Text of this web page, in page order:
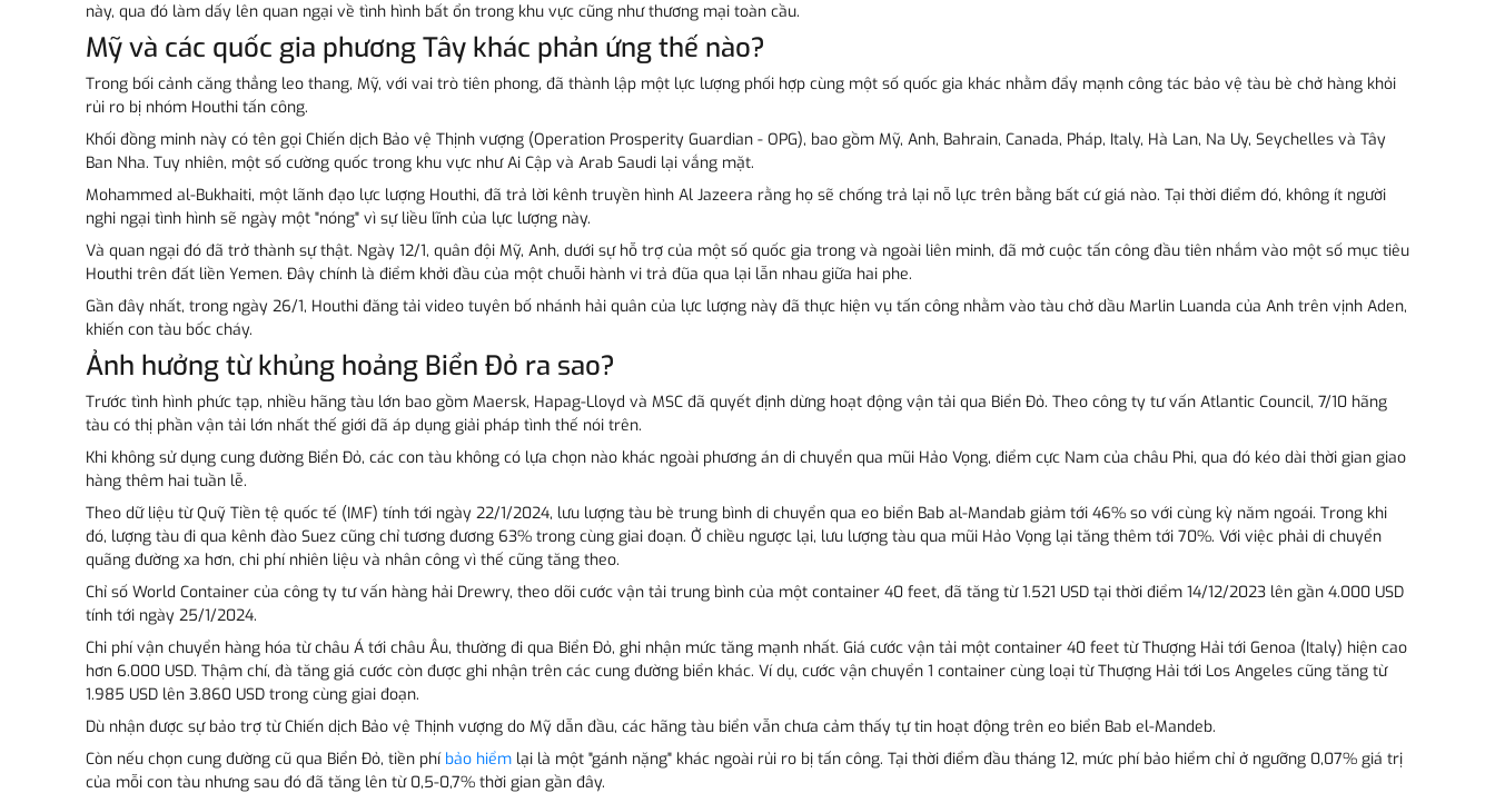
này, qua đó làm dấy lên quan ngại về tình hình bất ổn trong khu vực cũng như thương mại toàn cầu.
Mỹ và các quốc gia phương Tây khác phản ứng thế nào?
Trong bối cảnh căng thẳng leo thang, Mỹ, với vai trò tiên phong, đã thành lập một lực lượng phối hợp cùng một số quốc gia khác nhằm đẩy mạnh công tác bảo vệ tàu bè chở hàng khỏi
rủi ro bị nhóm Houthi tấn công.
Khối đồng minh này có tên gọi Chiến dịch Bảo vệ Thịnh vượng (Operation Prosperity Guardian - OPG), bao gồm Mỹ, Anh, Bahrain, Canada, Pháp, Italy, Hà Lan, Na Uy, Seychelles và Tây
Ban Nha. Tuy nhiên, một số cường quốc trong khu vực như Ai Cập và Arab Saudi lại vắng mặt.
Mohammed al-Bukhaiti, một lãnh đạo lực lượng Houthi, đã trả lời kênh truyền hình Al Jazeera rằng họ sẽ chống trả lại nỗ lực trên bằng bất cứ giá nào. Tại thời điểm đó, không ít người
nghi ngại tình hình sẽ ngày một "nóng" vì sự liều lĩnh của lực lượng này.
Và quan ngại đó đã trở thành sự thật. Ngày 12/1, quân đội Mỹ, Anh, dưới sự hỗ trợ của một số quốc gia trong và ngoài liên minh, đã mở cuộc tấn công đầu tiên nhắm vào một số mục tiêu
Houthi trên đất liền Yemen. Đây chính là điểm khởi đầu của một chuỗi hành vi trả đũa qua lại lẫn nhau giữa hai phe.
Gần đây nhất, trong ngày 26/1, Houthi đăng tải video tuyên bố nhánh hải quân của lực lượng này đã thực hiện vụ tấn công nhằm vào tàu chở dầu Marlin Luanda của Anh trên vịnh Aden,
khiến con tàu bốc cháy.
Ảnh hưởng từ khủng hoảng Biển Đỏ ra sao?
Trước tình hình phức tạp, nhiều hãng tàu lớn bao gồm Maersk, Hapag-Lloyd và MSC đã quyết định dừng hoạt động vận tải qua Biển Đỏ. Theo công ty tư vấn Atlantic Council, 7/10 hãng
tàu có thị phần vận tải lớn nhất thế giới đã áp dụng giải pháp tình thế nói trên.
Khi không sử dụng cung đường Biển Đỏ, các con tàu không có lựa chọn nào khác ngoài phương án di chuyển qua mũi Hảo Vọng, điểm cực Nam của châu Phi, qua đó kéo dài thời gian giao
hàng thêm hai tuần lễ.
Theo dữ liệu từ Quỹ Tiền tệ quốc tế (IMF) tính tới ngày 22/1/2024, lưu lượng tàu bè trung bình di chuyển qua eo biển Bab al-Mandab giảm tới 46% so với cùng kỳ năm ngoái. Trong khi
đó, lượng tàu đi qua kênh đào Suez cũng chỉ tương đương 63% trong cùng giai đoạn. Ở chiều ngược lại, lưu lượng tàu qua mũi Hảo Vọng lại tăng thêm tới 70%. Với việc phải di chuyển
quãng đường xa hơn, chi phí nhiên liệu và nhân công vì thế cũng tăng theo.
Chỉ số World Container của công ty tư vấn hàng hải Drewry, theo dõi cước vận tải trung bình của một container 40 feet, đã tăng từ 1.521 USD tại thời điểm 14/12/2023 lên gần 4.000 USD
tính tới ngày 25/1/2024.
Chi phí vận chuyển hàng hóa từ châu Á tới châu Âu, thường đi qua Biển Đỏ, ghi nhận mức tăng mạnh nhất. Giá cước vận tải một container 40 feet từ Thượng Hải tới Genoa (Italy) hiện cao
hơn 6.000 USD. Thậm chí, đà tăng giá cước còn được ghi nhận trên các cung đường biển khác. Ví dụ, cước vận chuyển 1 container cùng loại từ Thượng Hải tới Los Angeles cũng tăng từ
1.985 USD lên 3.860 USD trong cùng giai đoạn.
Dù nhận được sự bảo trợ từ Chiến dịch Bảo vệ Thịnh vượng do Mỹ dẫn đầu, các hãng tàu biển vẫn chưa cảm thấy tự tin hoạt động trên eo biển Bab el-Mandeb.
Còn nếu chọn cung đường cũ qua Biển Đỏ, tiền phí bảo hiểm lại là một "gánh nặng" khác ngoài rủi ro bị tấn công. Tại thời điểm đầu tháng 12, mức phí bảo hiểm chỉ ở ngưỡng 0,07% giá trị
của mỗi con tàu nhưng sau đó đã tăng lên từ 0,5-0,7% thời gian gần đây.